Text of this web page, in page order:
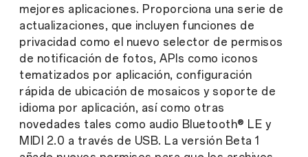
mejores aplicaciones. Proporciona una serie de
actualizaciones, que incluyen funciones de
privacidad como el nuevo selector de permisos
de notificación de fotos, APIs como iconos
tematizados por aplicación, configuración
rápida de ubicación de mosaicos y soporte de
idioma por aplicación, así como otras
novedades tales como audio Bluetooth® LE y
MIDI 2.0 a través de USB. La versión Beta 1